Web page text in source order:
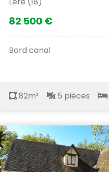
82 500 €
Bord canal
82m² 5 pièces